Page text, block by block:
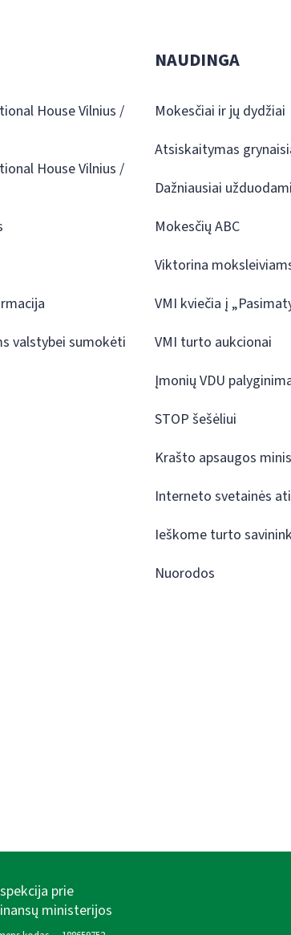
House Vilnius /
House Vilnius /
valstybei sumokėti
NAUDINGA
Mokesčiai ir jų dydžiai
Atsiskaitymas
Dažniausiai
Mokesčių ABC
Viktorina
VMI kviečia į
VMI turto aukcionai
Įmonių VDU
STOP šešėliui
Krašto apsaugos
Interneto svetainės
Ieškome turto
Nuorodos
prie
ministerijos